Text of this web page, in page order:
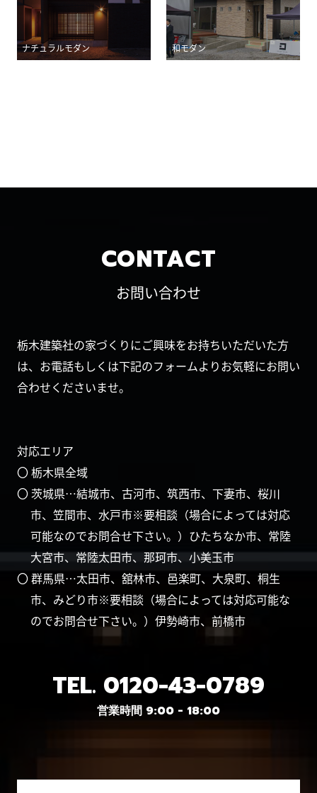
ナチュラルモダン 和モダン
CONTACT
お問い合わせ
栃木建築社の家づくりにご興味をお持ちいただいた方
は、お電話もしくは下記のフォームよりお気軽にお問い
合わせくださいませ。
対応エリア
〇 栃木県全域
〇 茨城県…結城市、古河市、筑西市、下妻市、桜川
市、笠間市、水戸市※要相談（場合によっては対応
可能なのでお問合せ下さい。）ひたちなか市、常陸
大宮市、常陸太田市、那珂市、小美玉市
〇 群馬県…太田市、舘林市、邑楽町、大泉町、桐生
市、みどり市※要相談（場合によっては対応可能な
のでお問合せ下さい。）伊勢崎市、前橋市
TEL. 0120-43-0789
営業時間 9:00 - 18:00